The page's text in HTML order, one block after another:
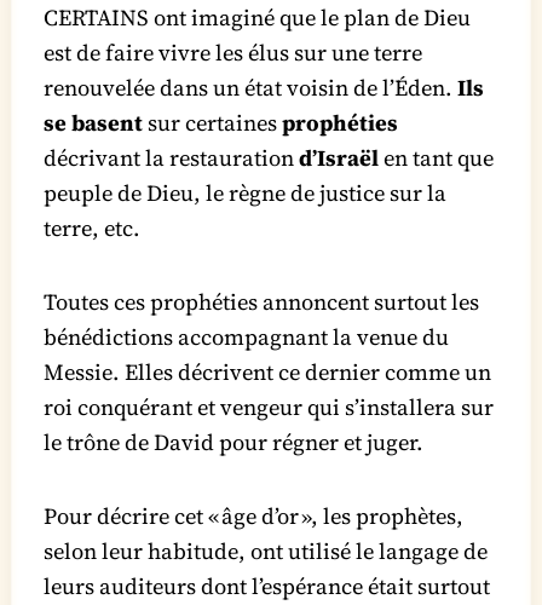
CERTAINS ont imaginé que le plan de Dieu
est de faire vivre les élus sur une terre
renouvelée dans un état voisin de l’Éden. Ils
se basentsur certainesprophéties
décrivant la restaurationd’Israëlen tant que
peuple de Dieu, le règne de justice sur la
terre, etc.
Toutes ces prophéties annoncent surtout les
bénédictions accompagnant la venue du
Messie. Elles décrivent ce dernier comme un
roi conquérant et vengeur qui s’installera sur
le trône de David pour régner et juger.
Pour décrire cet « âge d’or », les prophètes,
selon leur habitude, ont utilisé le langage de
leurs auditeurs dont l’espérance était surtout